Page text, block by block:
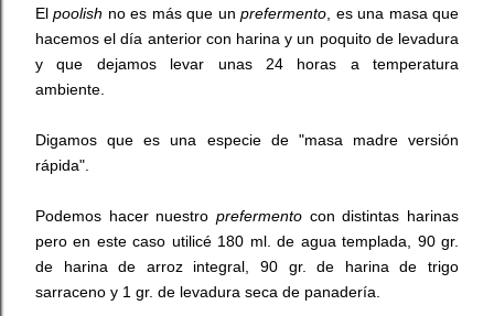
Elpoolish no es más que unprefermento , es una masa que
hacemos el día anterior con harina y un poquito de levadura
y que dejamos levar unas 24 horas a temperatura
ambiente.
Digamos que es una especie de "masa madre versión
rápida".
Podemos hacer nuestro prefermento con distintas harinas
pero en este caso utilicé 180 ml. de agua templada, 90 gr.
de harina de arroz integral, 90 gr. de harina de trigo
sarraceno y 1 gr. de levadura seca de panadería.